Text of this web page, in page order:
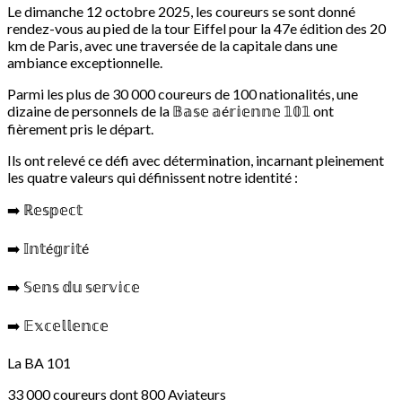
Le dimanche 12 octobre 2025, les coureurs se sont donné
rendez-vous au pied de la tour Eiffel pour la 47e édition des 20
km de Paris, avec une traversée de la capitale dans une
ambiance exceptionnelle.
Parmi les plus de 30 000 coureurs de 100 nationalités, une
dizaine de personnels de la 𝔹𝕒𝕤𝕖 𝕒é𝕣𝕚𝕖𝕟𝕟𝕖 𝟙𝟘𝟙 ont
fièrement pris le départ.
Ils ont relevé ce défi avec détermination, incarnant pleinement
les quatre valeurs qui définissent notre identité :
➡️ ℝ𝕖𝕤𝕡𝕖𝕔𝕥
➡️ 𝕀𝕟𝕥é𝕘𝕣𝕚𝕥é
➡️ 𝕊𝕖𝕟𝕤 𝕕𝕦 𝕤𝕖𝕣𝕧𝕚𝕔𝕖
➡️ 𝔼𝕩𝕔𝕖𝕝𝕝𝕖𝕟𝕔𝕖
La BA 101
33 000 coureurs dont 800 Aviateurs